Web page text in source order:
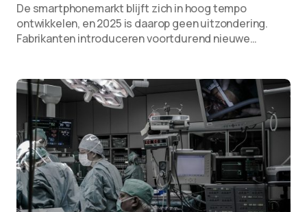
De smartphonemarkt blijft zich in hoog tempo
ontwikkelen, en 2025 is daarop geen uitzondering.
Fabrikanten introduceren voortdurend nieuwe…